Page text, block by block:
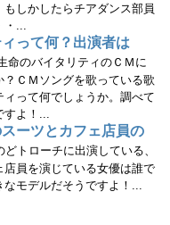
しかしたらチアダンス部員
...
って何？出演者は
命のバイタリティのＣＭに
ＣＭソングを歌っている歌
って何でしょうか。調べて
よ！...
ーツとカフェ店員の
どトローチに出演している、
員を演じている女優は誰で
モデルだそうですよ！...